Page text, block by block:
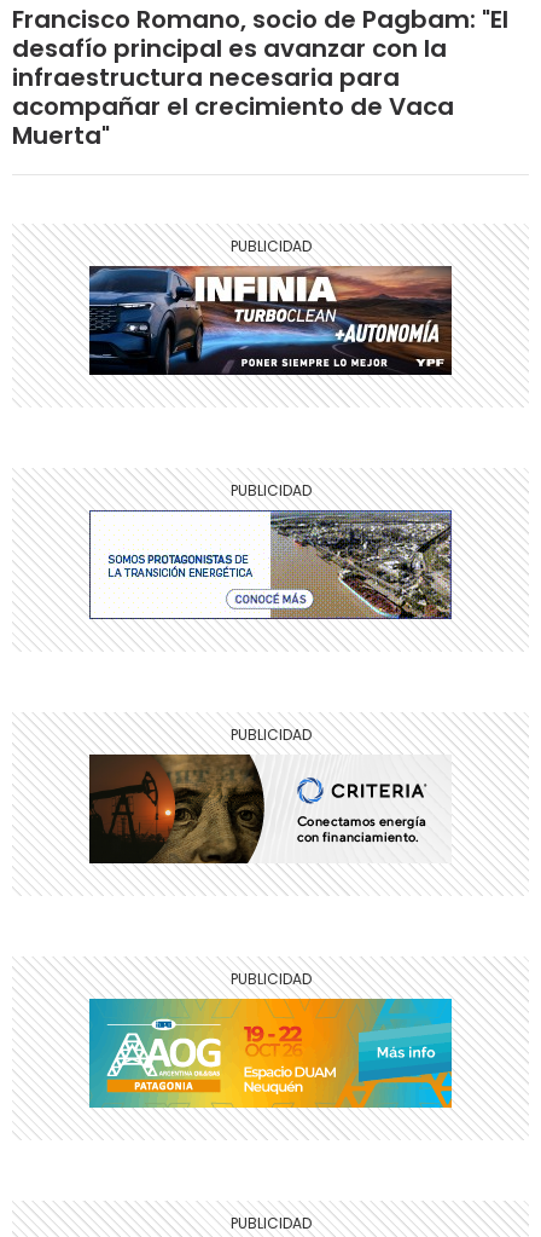
Francisco Romano, socio de Pagbam: "El
desafío principal es avanzar con la
infraestructura necesaria para
acompañar el crecimiento de Vaca
Muerta"